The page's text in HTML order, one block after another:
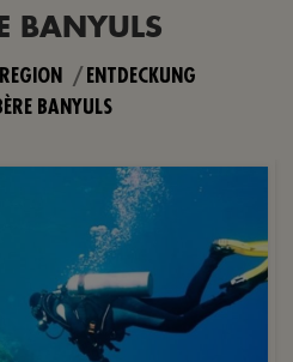
BANYULS
ENTDECKUNG
BANYULS